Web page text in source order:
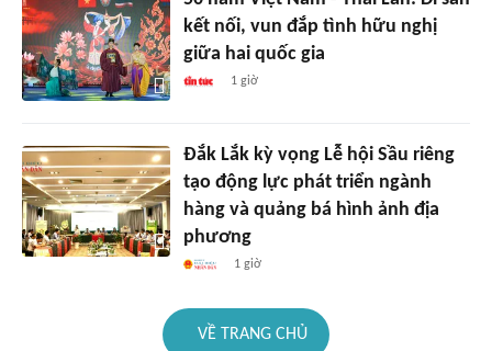
kết nối, vun đắp tình hữu nghị
giữa hai quốc gia
1 giờ
Đắk Lắk kỳ vọng Lễ hội Sầu riêng
tạo động lực phát triển ngành
hàng và quảng bá hình ảnh địa
phương
1 giờ
VỀ TRANG CHỦ